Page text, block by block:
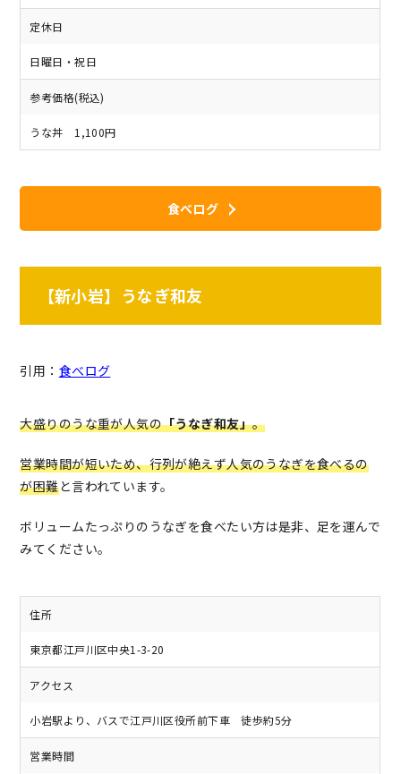
定休日
日曜日・祝日
参考価格(税込)
うな丼 1,100円
食べログ
【新小岩】うなぎ和友
引用： 食べログ
大盛りのうな重が人気の「うなぎ和友」。
営業時間が短いため、行列が絶えず人気のうなぎを食べるの
が困難と言われています。
ボリュームたっぷりのうなぎを食べたい方は是非、足を運んで
みてください。
住所
東京都江戸川区中央1-3-20
アクセス
小岩駅より、バスで江戸川区役所前下車 徒歩約5分
営業時間